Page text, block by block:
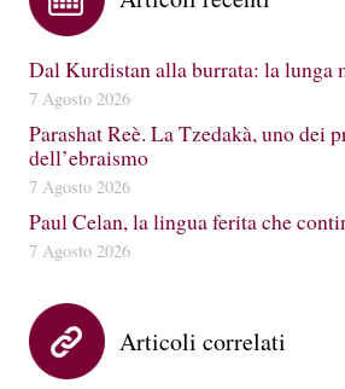
Dal Kurdistan alla burrata: la lunga
7 Agosto 2026
Parashat Reè. La Tzedakà, uno dei
dell’ebraismo
7 Agosto 2026
Paul Celan, la lingua ferita che
7 Agosto 2026
Articoli correlati